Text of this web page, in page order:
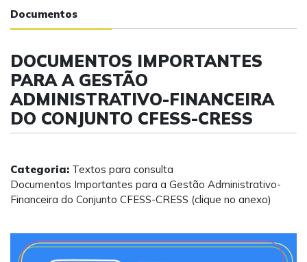
Documentos
DOCUMENTOS IMPORTANTES
PARA A GESTÃO
ADMINISTRATIVO-FINANCEIRA
DO CONJUNTO CFESS-CRESS
Categoria: Textos para consulta
Documentos Importantes para a Gestão Administrativo-
Financeira do Conjunto CFESS-CRESS (clique no anexo)